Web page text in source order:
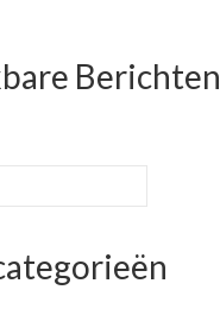
Berichten